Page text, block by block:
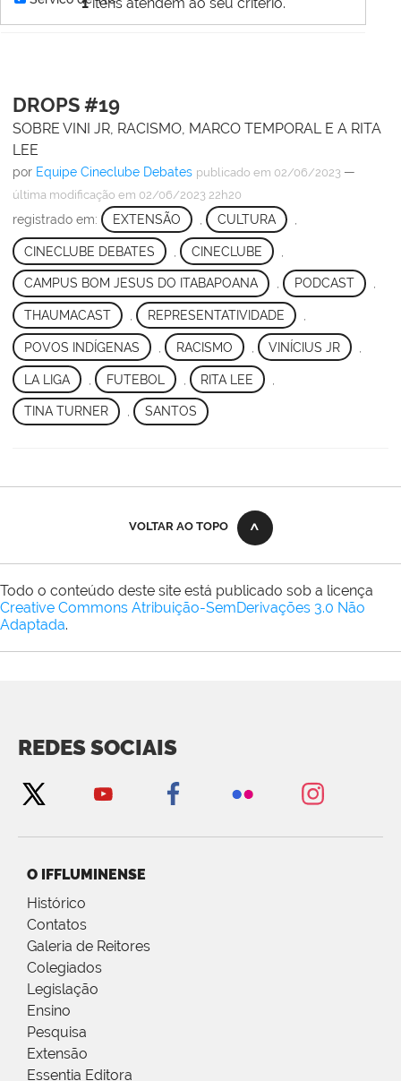
DROPS #19
SOBRE VINI JR, RACISMO, MARCO TEMPORAL E A RITA
LEE
por Equipe Cineclube Debates publicado em 02/06/2023 —
última modificação em 02/06/2023 22h20
registrado em: EXTENSÃO CULTURA
CINECLUBE DEBATES CINECLUBE
CAMPUS BOM JESUS DO ITABAPOANA , PODCAST ,
THAUMACAST REPRESENTATIVIDADE
POVOS INDÍGENAS RACISMO VINÍCIUS JR
LA LIGA FUTEBOL RITA LEE
TINA TURNER , SANTOS
VOLTAR AO TOPO
Todo o conteúdo deste site está publicado sob a licença
Creative Commons Atribuição-SemDerivações 3.0 Não
Adaptada.
REDES SOCIAIS
O IFFLUMINENSE
Histórico
Contatos
Galeria de Reitores
Colegiados
Legislação
Ensino
Pesquisa
Extensão
Essentia Editora